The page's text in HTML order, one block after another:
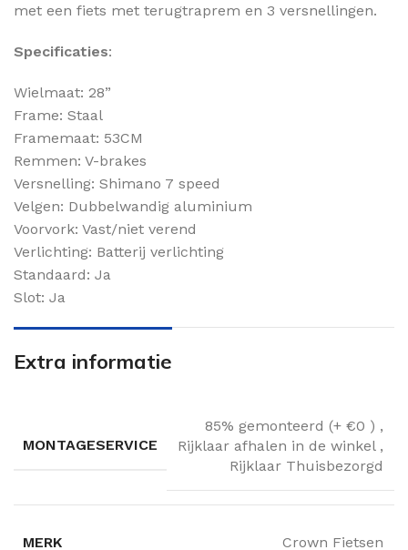
met een fiets met terugtraprem en 3 versnellingen.
Specificaties:
Wielmaat: 28”
Frame: Staal
Framemaat: 53CM
Remmen: V-brakes
Versnelling: Shimano 7 speed
Velgen: Dubbelwandig aluminium
Voorvork: Vast/niet verend
Verlichting: Batterij verlichting
Standaard: Ja
Slot: Ja
Extra informatie
MONTAGESERVICE
85% gemonteerd (+ €0 ) ,
Rijklaar afhalen in de winkel ,
Rijklaar Thuisbezorgd
MERK Crown Fietsen